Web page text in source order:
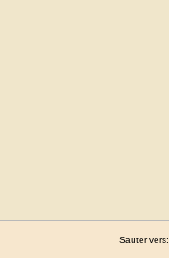
Sauter vers: